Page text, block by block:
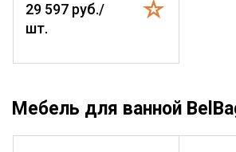
29 597 руб./
шт.
Мебель для ванной